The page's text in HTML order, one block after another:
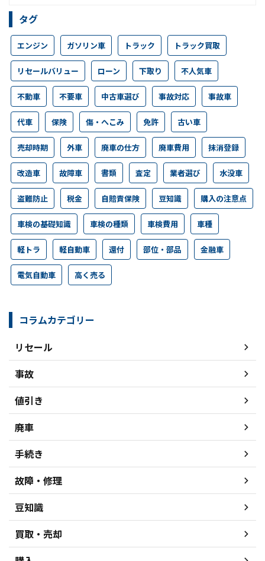
タグ
エンジン ガソリン車 トラック トラック買取
リセールバリュー ローン 下取り 不人気車
不動車 不要車 中古車選び 事故対応 事故車
代車 保険 傷・へこみ 免許 古い車
売却時期 外車 廃車の仕方 廃車費用 抹消登録
改造車 故障車 書類 査定 業者選び 水没車
盗難防止 税金 自賠責保険 豆知識 購入の注意点
車検の基礎知識 車検の種類 車検費用 車種
軽トラ 軽自動車 還付 部位・部品 金融車
電気自動車 高く売る
コラムカテゴリー
リセール
事故
値引き
廃車
手続き
故障・修理
豆知識
買取・売却